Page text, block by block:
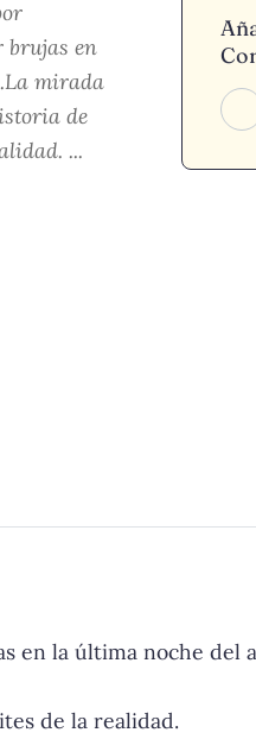
brujas en
mirada
de
...
la última noche del
de la realidad.